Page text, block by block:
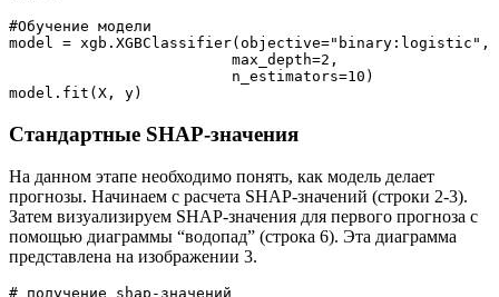
#Обучение модели
                         max_depth=2,
                         n_estimators=10)
model.fit(X, y)
Стандартные SHAP-значения
На данном этапе необходимо понять, как модель делает
прогнозы. Начинаем с расчета SHAP-значений (строки 2-3).
Затем визуализируем SHAP-значения для первого прогноза с
помощью диаграммы “водопад” (строка 6). Эта диаграмма
представлена на изображении 3.
# получение shap-значений